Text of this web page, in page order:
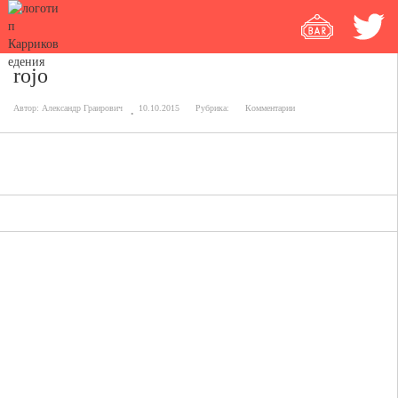
rojo
Автор: Александр Граирович 10.10.2015 Рубрика: Комментарии